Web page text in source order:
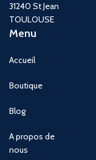
31240 St Jean
TOULOUSE
Menu
Accueil
Boutique
Blog
A propos de
nous